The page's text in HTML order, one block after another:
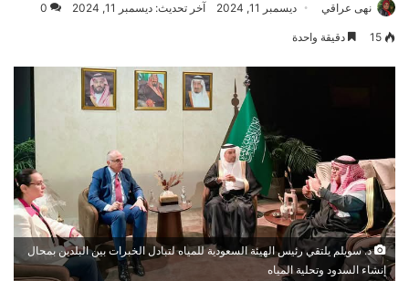
نهى عراقي ديسمبر 11, 2024 آخر تحديث: ديسمبر 11, 2024 0
15 دقيقة واحدة
د. سويلم يلتقي رئيس الهيئة السعودية للمياه لتبادل الخبرات بين البلدين بمحال
إنشاء السدود وتحلية المياه